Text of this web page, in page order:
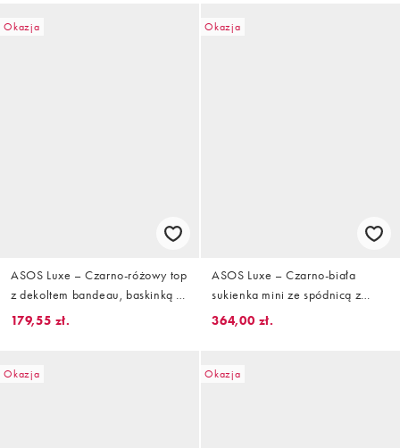
Okazja
ASOS Luxe – Czarno-różowy top
z dekoltem bandeau, baskinką i
bukiecikiem
179,55 zł.
Okazja
ASOS Luxe – Czarno-biała
sukienka mini ze spódnicą z
haftem angielskim
364,00 zł.
Okazja Okazja